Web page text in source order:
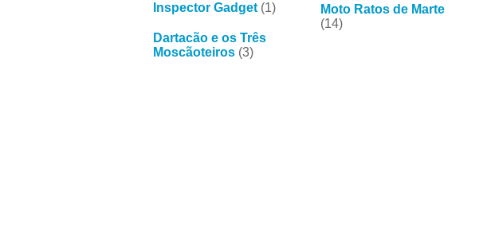
Inspector Gadget (1)
Dartacão e os Três
Moscãoteiros (3)
Moto Ratos de Marte
(14)